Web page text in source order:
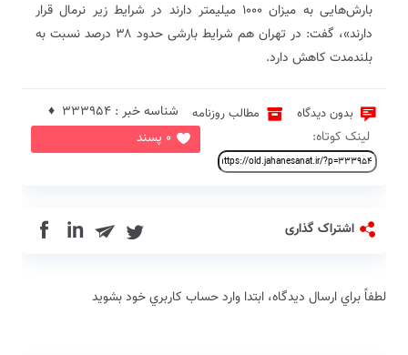
بارش‌هایی به میزان ۱۰۰۰ میلیمتر دارند در شرایط زیر نرمال قرار
دارند»، گفت: در تهران هم شرایط بارشی حدود ۳۸ درصد نسبت به
بلند‌مدت کاهش دارد.
بدون دیدگاه مطالب روزنامه
0 پسند
شناسه خبر : 333954 ♦
لینک کوتاه:
اشتراک گذاری in
لطفاً براي ارسال دیدگاه، ابتدا وارد حساب كاربري خود بشويد